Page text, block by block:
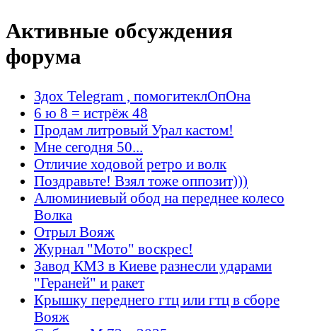
Активные обсуждения
форума
Здох Telegram , помогитеклОпОна
6 ю 8 = истрёж 48
Продам литровый Урал кастом!
Мне сегодня 50...
Отличие ходовой ретро и волк
Поздравьте! Взял тоже оппозит)))
Алюминиевый обод на переднее колесо
Волка
Отрыл Вояж
Журнал "Мото" воскрес!
Завод КМЗ в Киеве разнесли ударами
"Гераней" и ракет
Крышку переднего гтц или гтц в сборе
Вояж